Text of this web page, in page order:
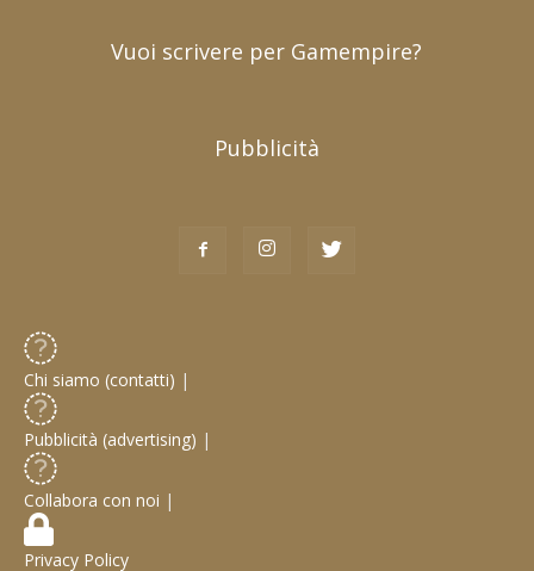
Vuoi scrivere per Gamempire?
Pubblicità
Chi siamo (contatti) |
Pubblicità (advertising) |
Collabora con noi |
Privacy Policy